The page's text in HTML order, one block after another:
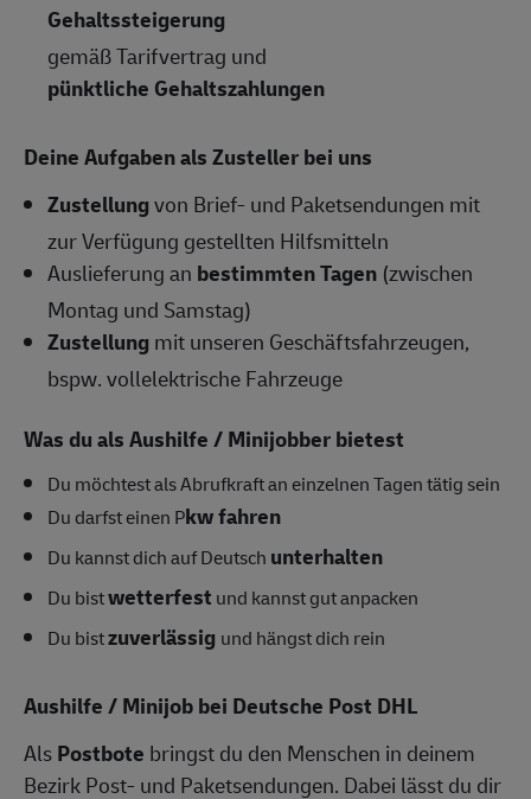
Gehaltssteigerung
gemäß Tarifvertrag und
pünktliche Gehaltszahlungen
Deine Aufgaben als Zusteller bei uns
Zustellungvon Brief- und Paketsendungen mit
zur Verfügung gestellten Hilfsmitteln
Auslieferung an bestimmten Tagen (zwischen
Montag und Samstag)
Zustellungmit unseren Geschäftsfahrzeugen,
bspw. vollelektrische Fahrzeuge
Was du als Aushilfe / Minijobber bietest
Du möchtest als Abrufkraft an einzelnen Tagen tätig sein
Du darfst einen Pkw fahren
Du kannst dich auf Deutsch unterhalten
Du bistwetterfest und kannst gut anpacken
Du bistzuverlässig und hängst dich rein
Aushilfe / Minijob bei Deutsche Post DHL
AlsPostbote bringst du den Menschen in deinem
Bezirk Post- und Paketsendungen. Dabei lässt du dir